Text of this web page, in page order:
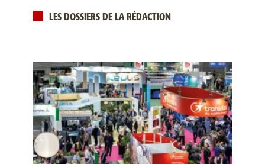
LES DOSSIERS DE LA RÉDACTION